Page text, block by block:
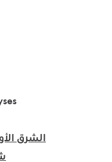
الشرق